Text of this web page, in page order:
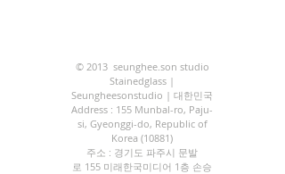
© 2013 seunghee.son studio
Stainedglass |
Seungheesonstudio | 대한민국
Address : 155 Munbal-ro, Paju-
si, Gyeonggi-do, Republic of
Korea (10881)
주소 : 경기도 파주시 문발
로 155 미래한국미디어 1층 손승